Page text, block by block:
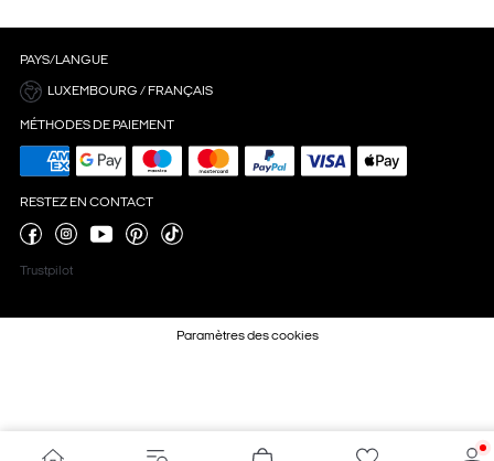
PAYS/LANGUE
LUXEMBOURG / FRANÇAIS
MÉTHODES DE PAIEMENT
RESTEZ EN CONTACT
Trustpilot
Paramètres des cookies